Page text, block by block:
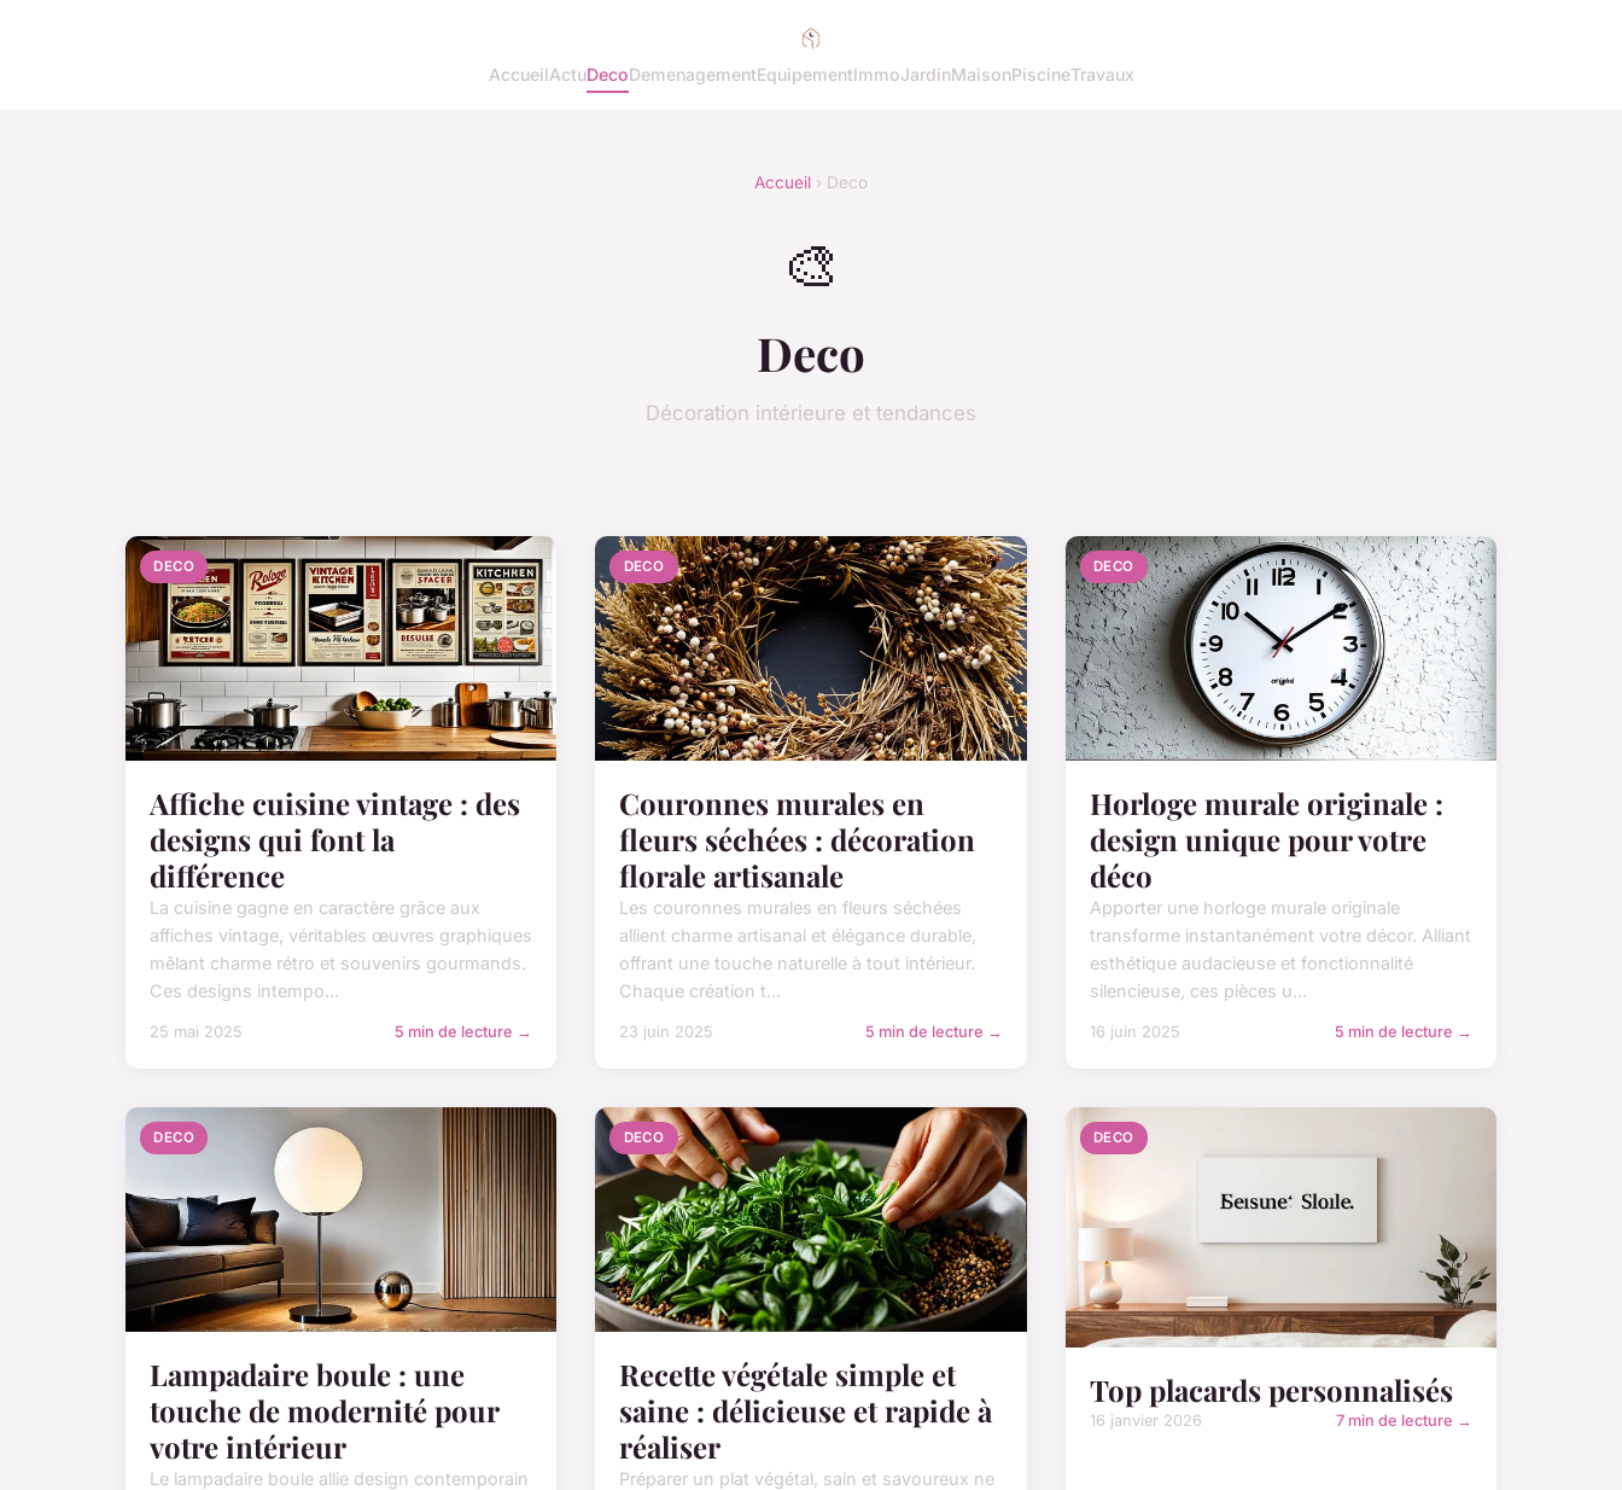
AccueilActuDecoDemenagementEquipementImmoJardinMaisonPiscineTravaux
Accueil › Deco
🎨
Deco
Décoration intérieure et tendances
DECO
Affiche cuisine vintage : des
designs qui font la
différence
La cuisine gagne en caractère grâce aux
affiches vintage, véritables œuvres graphiques
mêlant charme rétro et souvenirs gourmands.
Ces designs intempo...
25 mai 2025 5 min de lecture →
DECO
Couronnes murales en
fleurs séchées : décoration
florale artisanale
Les couronnes murales en fleurs séchées
allient charme artisanal et élégance durable,
offrant une touche naturelle à tout intérieur.
Chaque création t...
23 juin 2025 5 min de lecture →
DECO
Horloge murale originale :
design unique pour votre
déco
Apporter une horloge murale originale
transforme instantanément votre décor. Alliant
esthétique audacieuse et fonctionnalité
silencieuse, ces pièces u...
16 juin 2025 5 min de lecture →
DECO
Lampadaire boule : une
touche de modernité pour
votre intérieur
Le lampadaire boule allie design contemporain
DECO
Recette végétale simple et
saine : délicieuse et rapide à
réaliser
Préparer un plat végétal, sain et savoureux ne
DECO
Top placards personnalisés
16 janvier 2026 7 min de lecture →